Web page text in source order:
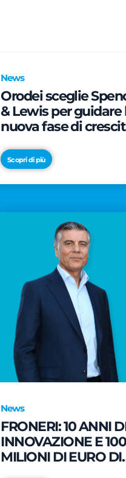
News
Orodei sceglie
& Lewis per guidare
nuova fase di
brand
Scopri di più
News
FRONERI: 10 ANNI
INNOVAZIONE E 100
MILIONI DI EURO DI